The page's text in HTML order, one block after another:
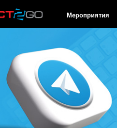
Мероприятия